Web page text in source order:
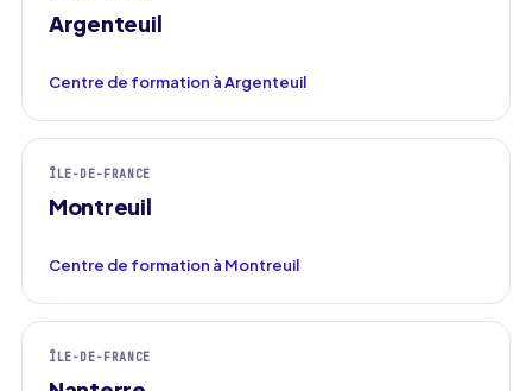
Argenteuil
Centre de formation à Argenteuil
ÎLE-DE-FRANCE
Montreuil
Centre de formation à Montreuil
ÎLE-DE-FRANCE